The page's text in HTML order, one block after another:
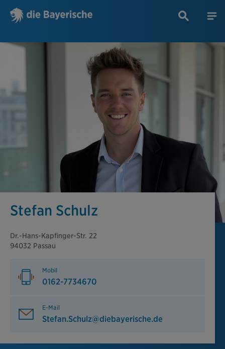
Stefan Schulz
Dr.-Hans-Kapfinger-Str. 22
94032 Passau
Mobil
0162-7734670
E-Mail
Stefan.Schulz@diebayerische.de